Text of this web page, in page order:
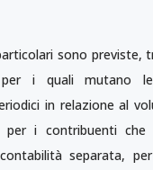
sono previste,
per i quali mutano
in relazione al
per i contribuenti che
separata,